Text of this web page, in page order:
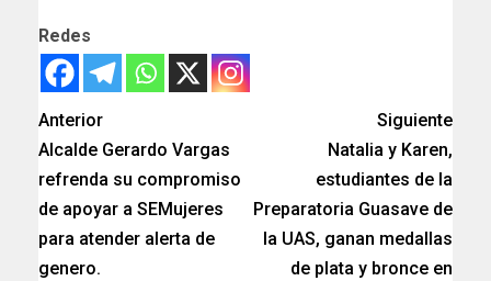
Redes
Anterior
Alcalde Gerardo Vargas
refrenda su compromiso
de apoyar a SEMujeres
para atender alerta de
genero.
Siguiente
Natalia y Karen,
estudiantes de la
Preparatoria Guasave de
la UAS, ganan medallas
de plata y bronce en